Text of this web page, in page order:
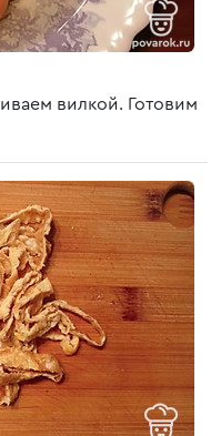
вилкой. Готовим